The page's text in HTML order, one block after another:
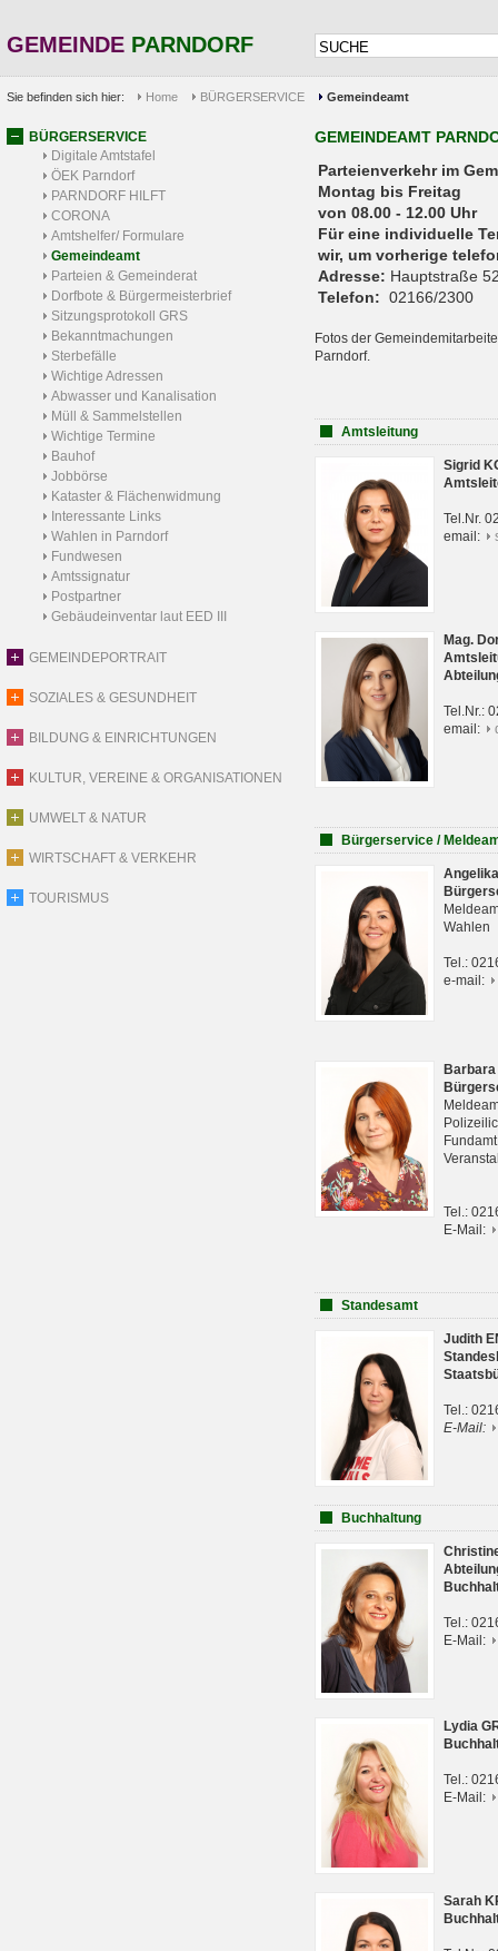
GEMEINDE PARNDORF
Sie befinden sich hier: Home BÜRGERSERVICE Gemeindeamt
BÜRGERSERVICE
Digitale Amtstafel
ÖEK Parndorf
PARNDORF HILFT
CORONA
Amtshelfer/ Formulare
Gemeindeamt
Parteien & Gemeinderat
Dorfbote & Bürgermeisterbrief
Sitzungsprotokoll GRS
Bekanntmachungen
Sterbefälle
Wichtige Adressen
Abwasser und Kanalisation
Müll & Sammelstellen
Wichtige Termine
Bauhof
Jobbörse
Kataster & Flächenwidmung
Interessante Links
Wahlen in Parndorf
Fundwesen
Amtssignatur
Postpartner
Gebäudeinventar laut EED III
GEMEINDEPORTRAIT
SOZIALES & GESUNDHEIT
BILDUNG & EINRICHTUNGEN
KULTUR, VEREINE & ORGANISATIONEN
UMWELT & NATUR
WIRTSCHAFT & VERKEHR
TOURISMUS
GEMEINDEAMT
Parteienverkehr
Montag bis Freitag
von 08.00 - 12.00 Uhr
Für eine individuelle
wir, um vorherige
Adresse: Hauptstraße
Telefon: 02166/2300
Fotos der
Parndorf.
Amtsleitung
Sigrid
Tel.Nr.
email:
Mag.
Tel.Nr.:
email:
Bürgerservice /
Wahlen
Tel.:
e-mail:
Tel.:
E-Mail:
Standesamt
Judith
Tel.:
E-Mail:
Buchhaltung
Tel.:
E-Mail:
Lydia
Tel.:
E-Mail:
Sarah